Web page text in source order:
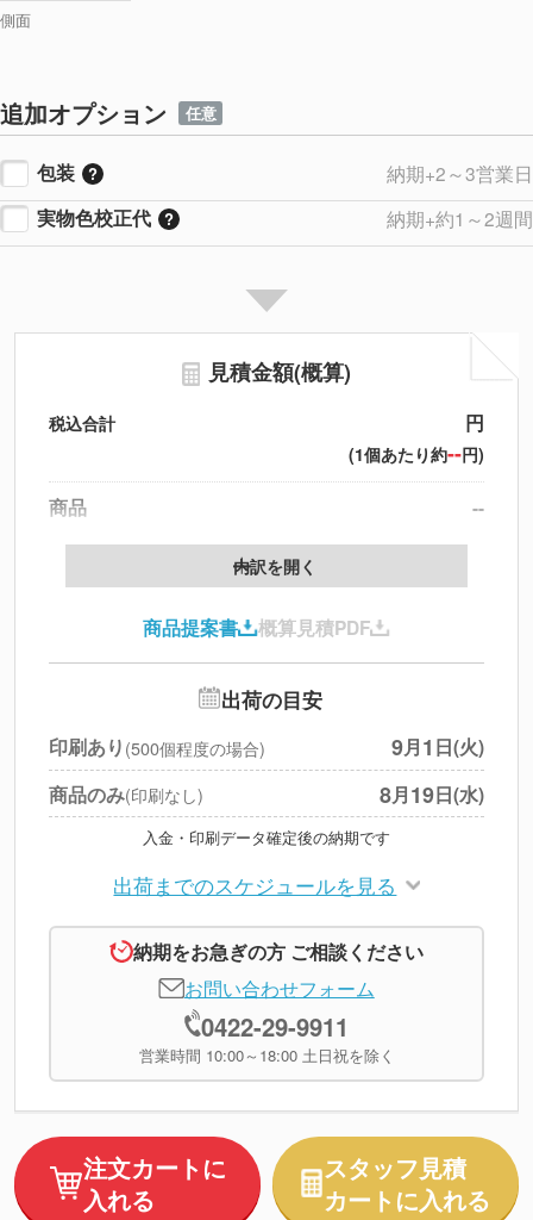
側面
追加オプション 任意
包装
納期+2～3営業日
実物色校正代
納期+約1～2週間
見積金額(概算)
税込合計 円
(1個あたり約--円)
商品
--
製版代
印刷代
北海道・沖縄・離島 別途
円
※上記小計は税別です
内訳を開く
商品提案書 概算見積PDF
出荷の目安
印刷あり (500個程度の場合) 9月1 日(火)
商品のみ(印刷なし) 8月19日(水)
入金・印刷データ確定後の納期です
出荷までのスケジュールを見る
納期をお急ぎの方 ご相談ください
お問い合わせフォーム
0422-29-9911
営業時間 10:00～18:00 土日祝を除く
注文カートに
入れる
スタッフ見積
カートに入れる